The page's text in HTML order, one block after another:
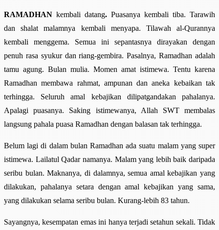
RAMADHAN kembali datang. Puasanya kembali tiba. Tarawih
dan shalat malamnya kembali menyapa. Tilawah al-Qurannya
kembali menggema. Semua ini sepantasnya dirayakan dengan
penuh rasa syukur dan riang-gembira. Pasalnya, Ramadhan adalah
tamu agung. Bulan mulia. Momen amat istimewa. Tentu karena
Ramadhan membawa rahmat, ampunan dan aneka kebaikan tak
terhingga. Seluruh amal kebajikan dilipatgandakan pahalanya.
Apalagi puasanya. Saking istimewanya, Allah SWT membalas
langsung pahala puasa Ramadhan dengan balasan tak terhingga.
Belum lagi di dalam bulan Ramadhan ada suatu malam yang super
istimewa. Lailatul Qadar namanya. Malam yang lebih baik daripada
seribu bulan. Maknanya, di dalamnya, semua amal kebajikan yang
dilakukan, pahalanya setara dengan amal kebajikan yang sama,
yang dilakukan selama seribu bulan. Kurang-lebih 83 tahun.
Sayangnya, kesempatan emas ini hanya terjadi setahun sekali. Tidak